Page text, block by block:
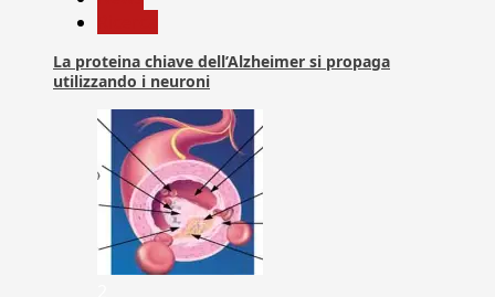
La proteina chiave dell’Alzheimer si propaga
utilizzando i neuroni